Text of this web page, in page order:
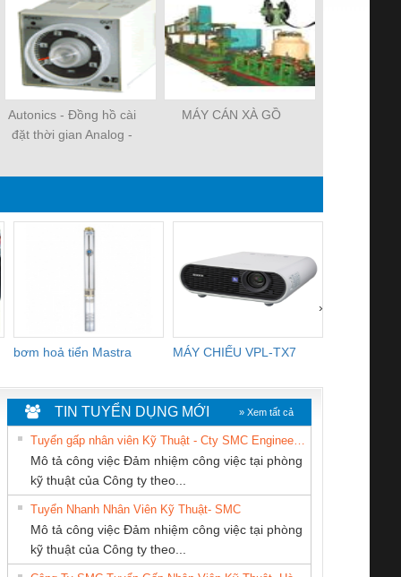
Autonics - Đồng hồ cài
đặt thời gian Analog -
MÁY CÁN XÀ GỒ
bơm hoả tiển Mastra MÁY CHIẾU VPL-TX7
›
An Toàn
Contact
– PSR-
Bộ giám sát chuỗi
tấm pin
TRANSCLINIC 16I+
Bộ giám sát dòng
TRANSCLINIC 16I+
TY TNHH
THUẬT KTECH
NAM
CONG TY TNHH
TM-DV DAI DONG
THANH
CÔNG TY CP TỰ
HƯNG
TIN TUYỂN DỤNG MỚI » Xem tất cả
Mô tả công việc Đảm nhiệm công việc tại phòng
kỹ thuật của Công ty theo...
Tuyển Nhanh Nhân Viên Kỹ Thuật- SMC
Mô tả công việc Đảm nhiệm công việc tại phòng
kỹ thuật của Công ty theo...